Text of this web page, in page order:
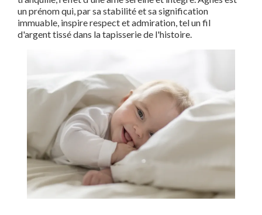
un prénom qui, par sa stabilité et sa signification
immuable, inspire respect et admiration, tel un fil
d'argent tissé dans la tapisserie de l'histoire.